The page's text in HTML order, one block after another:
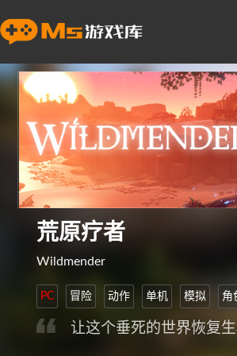
荒原疗者
Wildmender
PC 冒险 动作 单机 模拟 角
让这个垂死的世界恢复